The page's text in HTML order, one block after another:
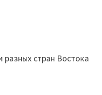
стран Востока